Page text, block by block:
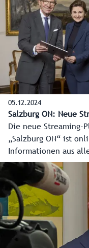
05.12.2024
Salzburg ON: Neue
Die neue Streaming-
„Salzburg ON“ ist
Informationen aus
und vieles mehr
Salzburg.
Landeshauptmann-
vor kurzem
ging online.
Salzburger Firma
Venningen und